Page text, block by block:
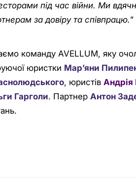
під час війни. Ми
за довіру та співпрацю.”
команду AVELLUM, яку
юристки Мар’яни
, юристів
Гарголи. Партнер Антон